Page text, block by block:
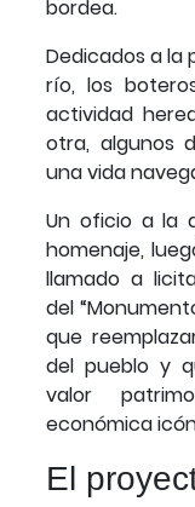
bordea.
Dedicados a la
río, los
actividad
otra, algunos
una vida
Un oficio a la
homenaje,
llamado a
del
que
del pueblo y
valor
económica
El